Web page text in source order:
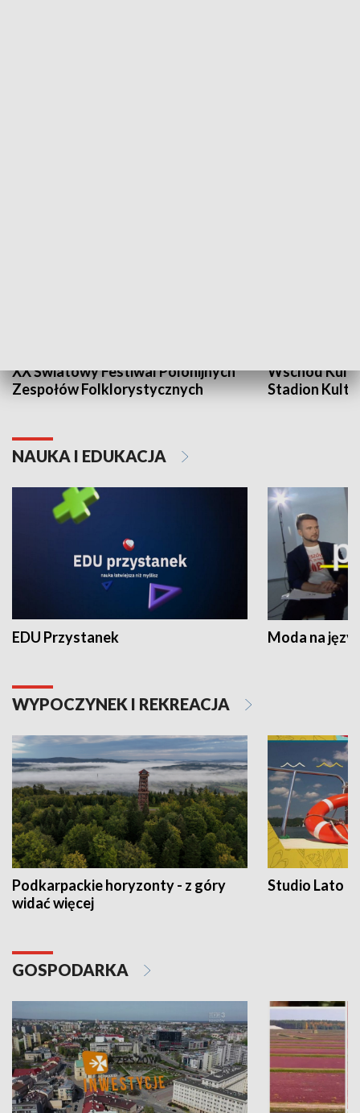
XX Światowy Festiwal Polonijnych
Zespołów Folklorystycznych
Wschód
Stadion
NAUKA I EDUKACJA
EDU Przystanek Moda na
WYPOCZYNEK I REKREACJA
Podkarpackie horyzonty - z góry
widać więcej
Studio Lato
GOSPODARKA